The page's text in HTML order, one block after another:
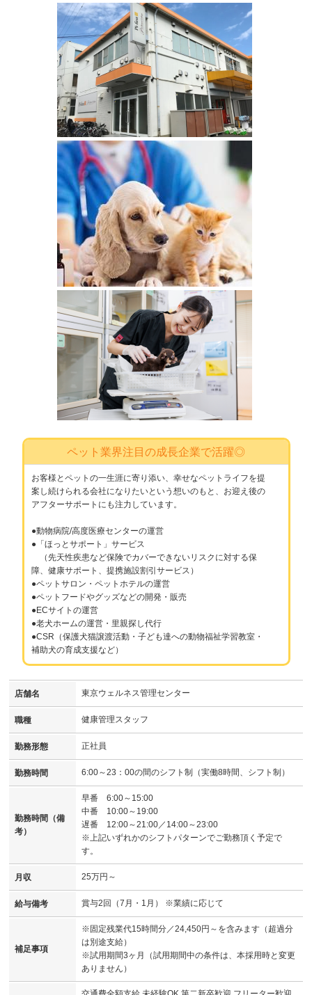
ペット業界注目の成長企業で活躍◎
お客様とペットの一生涯に寄り添い、幸せなペットライフを提
案し続けられる会社になりたいという想いのもと、お迎え後の
アフターサポートにも注力しています。
●動物病院/高度医療センターの運営
●「ほっとサポート」サービス
（先天性疾患など保険でカバーできないリスクに対する保
障、健康サポート、提携施設割引サービス）
●ペットサロン・ペットホテルの運営
●ペットフードやグッズなどの開発・販売
●ECサイトの運営
●老犬ホームの運営・里親探し代行
●CSR（保護犬猫譲渡活動・子ども達への動物福祉学習教室・
補助犬の育成支援など）
店舗名 東京ウェルネス管理センター
職種 健康管理スタッフ
勤務形態 正社員
勤務時間 6:00～23：00の間のシフト制（実働8時間、シフト制）
勤務時間（備
考）
早番 6:00～15:00
中番 10:00～19:00
遅番 12:00～21:00／14:00～23:00
※上記いずれかのシフトパターンでご勤務頂く予定で
す。
月収 25万円～
給与備考 賞与2回（7月・1月） ※業績に応じて
補足事項
※固定残業代15時間分／24,450円～を含みます（超過分
は別途支給）
※試用期間3ヶ月（試用期間中の条件は、本採用時と変更
ありません）